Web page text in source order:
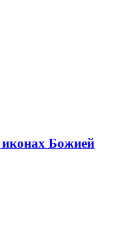
Божией